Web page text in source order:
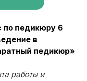
по педикюру 6
в
педикюр»
работы и